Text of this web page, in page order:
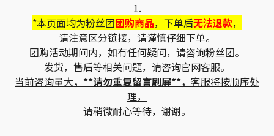
1.
*本页面均为粉丝团团购商品，下单后无法退款，
请注意区分链接，请谨慎仔细下单。
团购活动期间内，如有任何疑问，请咨询粉丝团。
发货，售后等相关问题，请咨询官网客服。
当前咨询量大，**请勿重复留言刷屏**， 客服将按顺序处
理，
请稍微耐心等待，谢谢。